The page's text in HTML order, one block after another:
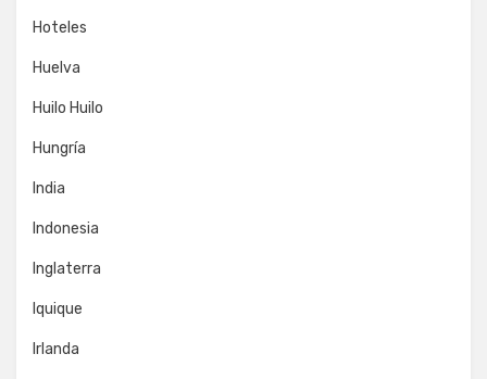
Hoteles
Huelva
Huilo Huilo
Hungría
India
Indonesia
Inglaterra
Iquique
Irlanda